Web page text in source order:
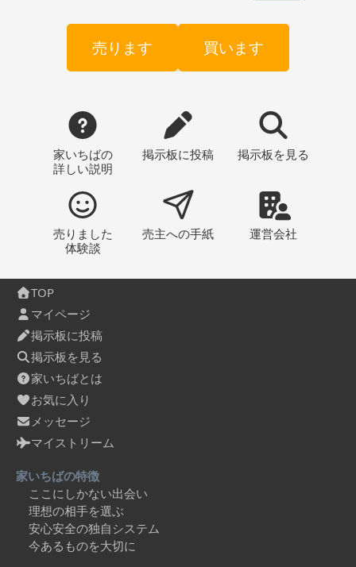
売ります 買います
家いちばの
詳しい説明
掲示板に投稿 掲示板 を見る
売りました
体験談
売主への手紙 運営会社
TOP
マイページ
掲示板に投稿
掲示板を見る
家いちばとは
お気に入り
メッセージ
マイストリーム
家いちばの特徴
ここにしかない出会い
理想の相手を選ぶ
安心安全の独自システム
今あるものを大切に